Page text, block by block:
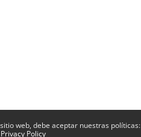
web, debe aceptar nuestras políticas:
Privacy Policy